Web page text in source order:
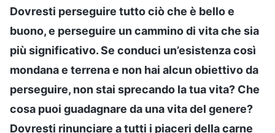
Dovresti perseguire tutto ciò che è bello e
buono, e perseguire un cammino di vita che sia
più significativo. Se conduci un’esistenza così
mondana e terrena e non hai alcun obiettivo da
perseguire, non stai sprecando la tua vita? Che
cosa puoi guadagnare da una vita del genere?
Dovresti rinunciare a tutti i piaceri della carne